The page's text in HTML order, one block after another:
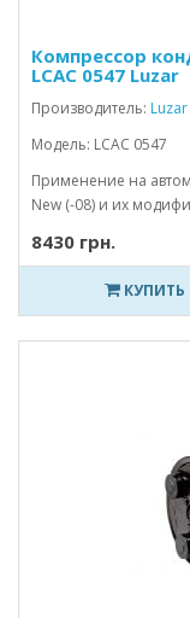
Компрессор
LCAC 0547 Luzar
Производитель: Luzar
Модель: LCAC 0547
Применение на
New (-08) и их
8430 грн.
КУПИТЬ